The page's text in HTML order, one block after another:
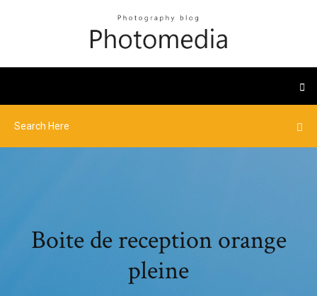
Boite de reception orange
pleine